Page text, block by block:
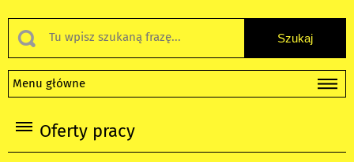
Menu główne
Oferty pracy